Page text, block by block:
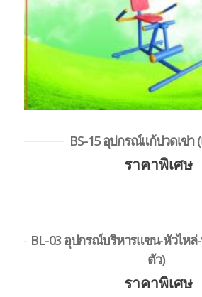
BS-15 อุปกรณ์แก้ปวดเข่า
ราคาพิเศษ
BL-03 อุปกรณ์บริหารแขน-หัวไห
ตัว)
ราคาพิเศษ